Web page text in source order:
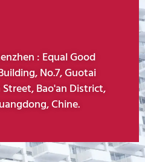
: Equal Good
No.7, Guotai
Street, Bao'an District,
Chine.